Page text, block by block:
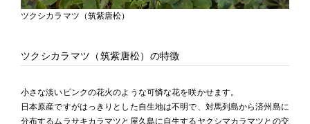
ツクシカラマツ（筑紫唐松）
ツクシカラマツ（筑紫唐松）の特徴
小さな淡いピンクの花火のような可憐な花を咲かせます。
日本原産ですがはっきりとした自生地は不明で、対馬列島から済州島に
分布するムラサキカラマツと屋久島に自生するヤクシマカラマツとの交